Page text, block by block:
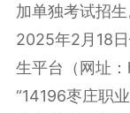
加单独考试招
2025年2月18
生平台（网址
“14196枣庄职